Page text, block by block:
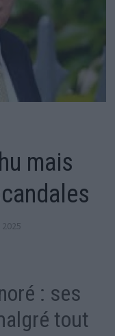
mais
: ses
tout